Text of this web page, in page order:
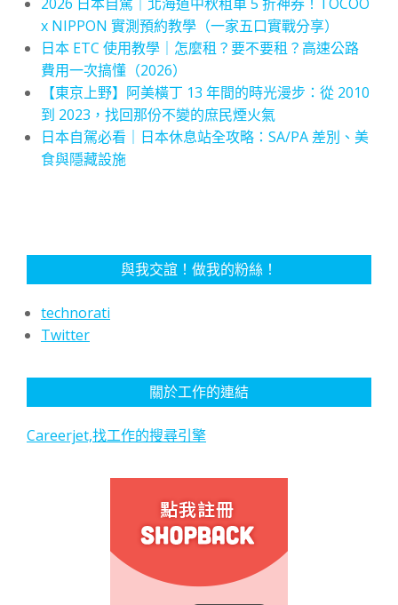
x NIPPON 實測預約教學（一家五口實戰分享）
日本 ETC 使用教學｜怎麼租？要不要租？高速公路
費用一次搞懂（2026）
【東京上野】阿美橫丁 13 年間的時光漫步：從 2010
到 2023，找回那份不變的庶民煙火氣
日本自駕必看｜日本休息站全攻略：SA/PA 差別、美
食與隱藏設施
與我交誼！做我的粉絲！
technorati
Twitter
關於工作的連結
Careerjet,找工作的搜尋引擎